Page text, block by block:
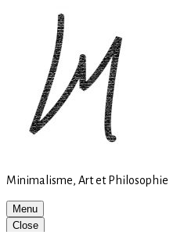
Minimalisme, Art et Philosophie
Menu
Close